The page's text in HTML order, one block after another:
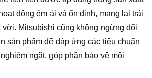
động êm ái và ổn định, mang lại trải
vời. Mitsubishi cũng không ngừng đổi
sản phẩm để đáp ứng các tiêu chuẩn
ngặt, góp phần bảo vệ môi